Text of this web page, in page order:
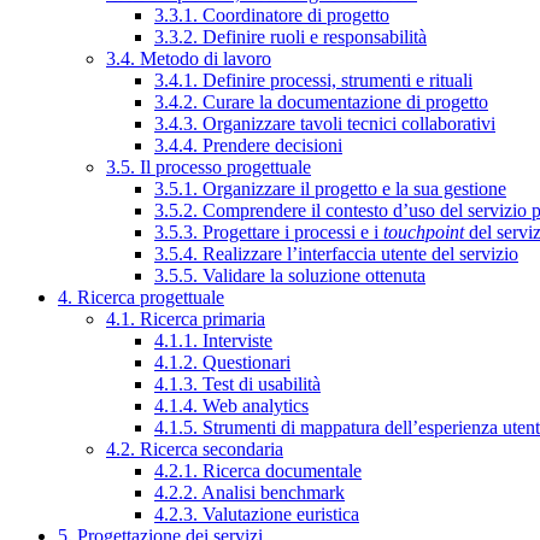
3.3.1. Coordinatore di progetto
3.3.2. Definire ruoli e responsabilità
3.4. Metodo di lavoro
3.4.1. Definire processi, strumenti e rituali
3.4.2. Curare la documentazione di progetto
3.4.3. Organizzare tavoli tecnici collaborativi
3.4.4. Prendere decisioni
3.5. Il processo progettuale
3.5.1. Organizzare il progetto e la sua gestione
3.5.2. Comprendere il contesto d’uso del servizio
3.5.3. Progettare i processi e i touchpointdel
3.5.4. Realizzare l’interfaccia utente del servizio
3.5.5. Validare la soluzione ottenuta
4. Ricerca progettuale
4.1. Ricerca primaria
4.1.1. Interviste
4.1.2. Questionari
4.1.3. Test di usabilità
4.1.4. Web analytics
4.1.5. Strumenti di mappatura dell’esperienza
4.2. Ricerca secondaria
4.2.1. Ricerca documentale
4.2.2. Analisi benchmark
4.2.3. Valutazione euristica
5. Progettazione dei servizi